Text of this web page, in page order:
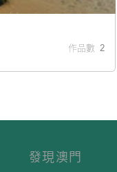
作品數 2
發現澳門